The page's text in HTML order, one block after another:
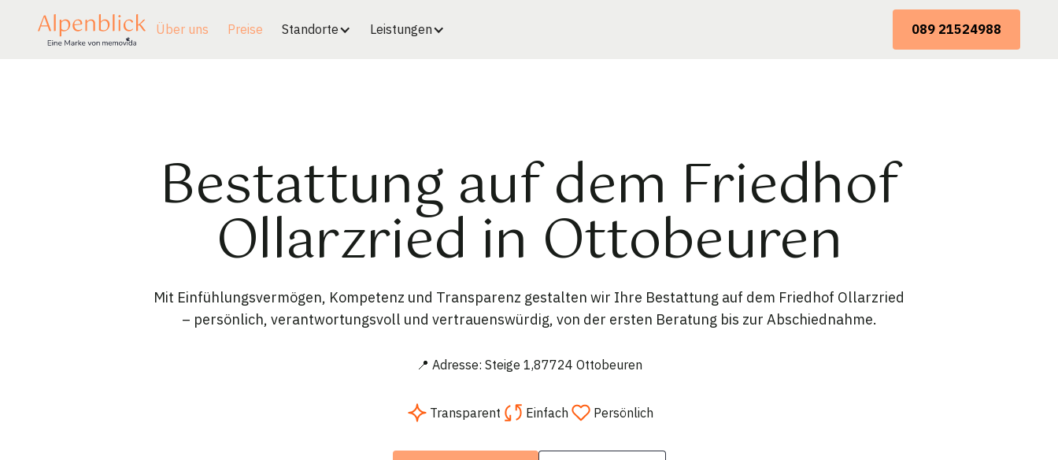
Über uns Preise Standorte Leistungen 089 21524988
Bestattung auf dem Friedhof
Ollarzried in Ottobeuren
Mit Einfühlungsvermögen, Kompetenz und Transparenz gestalten wir Ihre Bestattung auf dem Friedhof Ollarzried
– persönlich, verantwortungsvoll und vertrauenswürdig, von der ersten Beratung bis zur Abschiednahme.
📍 Adresse: Steige 1,87724 Ottobeuren
Transparent Einfach Persönlich